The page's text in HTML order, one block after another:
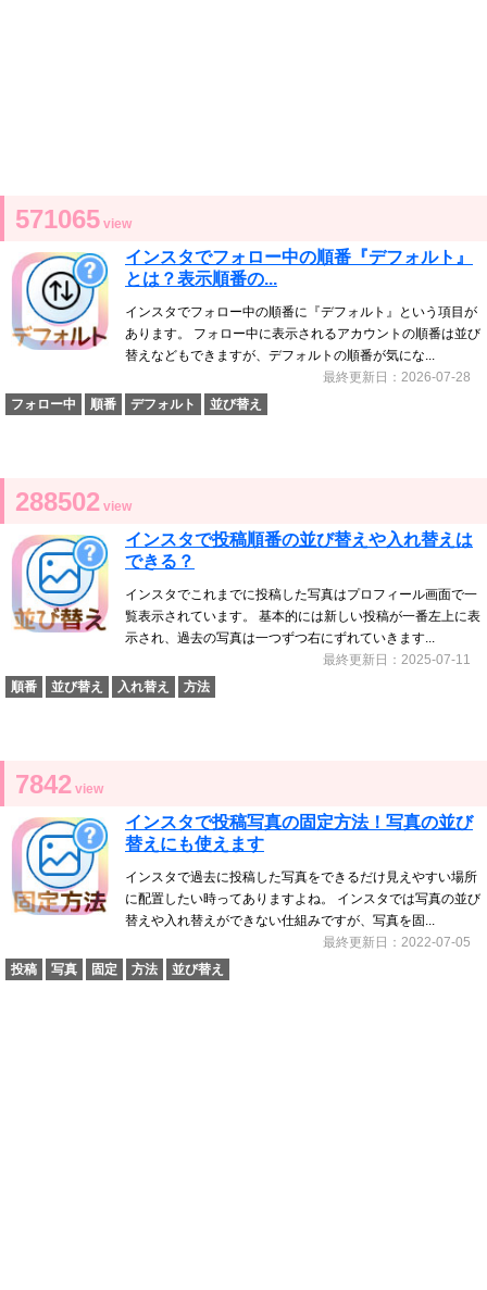
571065 view
インスタでフォロー中の順番『デフォルト』
とは？表示順番の...
インスタでフォロー中の順番に『デフォルト』という項目が
あります。 フォロー中に表示されるアカウントの順番は並び
替えなどもできますが、デフォルトの順番が気にな...
最終更新日：2026-07-28
フォロー中
順番 デフォルト 並び替え
288502 view
インスタで投稿順番の並び替えや入れ替えは
できる？
インスタでこれまでに投稿した写真はプロフィール画面で一
覧表示されています。 基本的には新しい投稿が一番左上に表
示され、過去の写真は一つずつ右にずれていきます...
最終更新日：2025-07-11
順番
並び替え 入れ替え 方法
7842 view
インスタで投稿写真の固定方法！写真の並び
替えにも使えます
インスタで過去に投稿した写真をできるだけ見えやすい場所
に配置したい時ってありますよね。 インスタでは写真の並び
替えや入れ替えができない仕組みですが、写真を固...
最終更新日：2022-07-05
投稿
写真 固定 方法 並び替え